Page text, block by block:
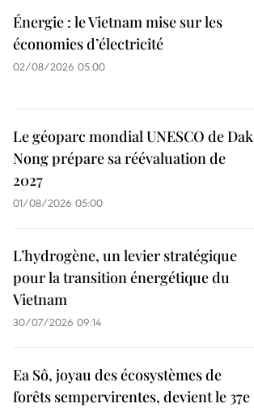
Énergie : le Vietnam mise sur les
économies d’électricité
02/08/2026 05:00
Le géoparc mondial UNESCO de Dak
Nong prépare sa réévaluation de
2027
01/08/2026 05:00
L’hydrogène, un levier stratégique
pour la transition énergétique du
Vietnam
30/07/2026 09:14
Ea Sô, joyau des écosystèmes de
forêts sempervirentes, devient le 37e